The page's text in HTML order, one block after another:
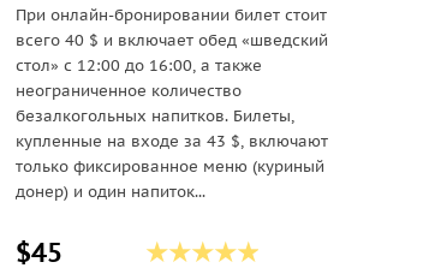
При онлайн-бронировании билет стоит
всего 40 $ и включает обед «шведский
стол» с 12:00 до 16:00, а также
неограниченное количество
безалкогольных напитков. Билеты,
купленные на входе за 43 $, включают
только фиксированное меню (куриный
донер) и один напиток...
$45